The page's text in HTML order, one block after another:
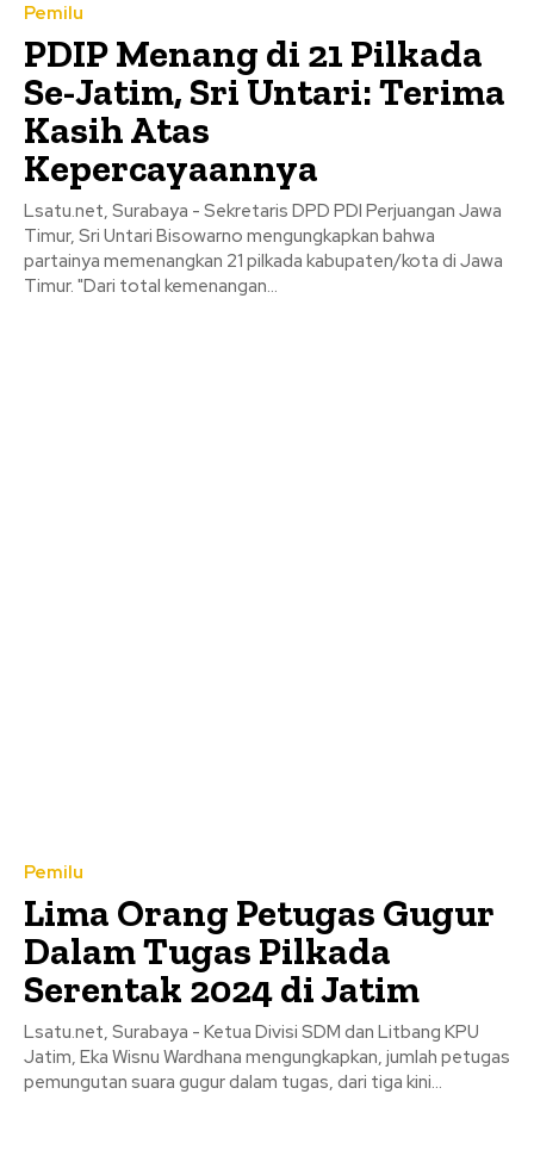
Pemilu
PDIP Menang di 21 Pilkada
Se-Jatim, Sri Untari: Terima
Kasih Atas
Kepercayaannya
Lsatu.net, Surabaya - Sekretaris DPD PDI Perjuangan Jawa
Timur, Sri Untari Bisowarno mengungkapkan bahwa
partainya memenangkan 21 pilkada kabupaten/kota di Jawa
Timur. "Dari total kemenangan...
Pemilu
Lima Orang Petugas Gugur
Dalam Tugas Pilkada
Serentak 2024 di Jatim
Lsatu.net, Surabaya - Ketua Divisi SDM dan Litbang KPU
Jatim, Eka Wisnu Wardhana mengungkapkan, jumlah petugas
pemungutan suara gugur dalam tugas, dari tiga kini...